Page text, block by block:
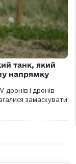
танк, який
напрямку
дронів і дронів-
замаскувати